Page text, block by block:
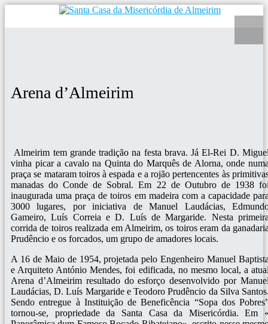
Arena d’Almeirim
Almeirim tem grande tradição na festa brava. Já El-Rei D.
vinha picar a cavalo na Quinta do Marquês de Alorna, onde
praça se mataram toiros à espada e a rojão pertencentes às
manadas do Conde de Sobral. Em 22 de Outubro de 1938
inaugurada uma praça de toiros em madeira com a capacidade
3000 lugares, por iniciativa de Manuel Laudácias,
Gameiro, Luís Correia e D. Luís de Margaride. Nesta
corrida de toiros realizada em Almeirim, os toiros eram da
Prudêncio e os forcados, um grupo de amadores locais.
A 16 de Maio de 1954, projetada pelo Engenheiro Manuel
e Arquiteto António Mendes, foi edificada, no mesmo local, a
Arena d’Almeirim resultado do esforço desenvolvido por
Laudácias, D. Luís Margaride e Teodoro Prudêncio da Silva
Sendo entregue à Instituição de Beneficência “Sopa dos
tornou-se, propriedade da Santa Casa da Misericórdia. Em